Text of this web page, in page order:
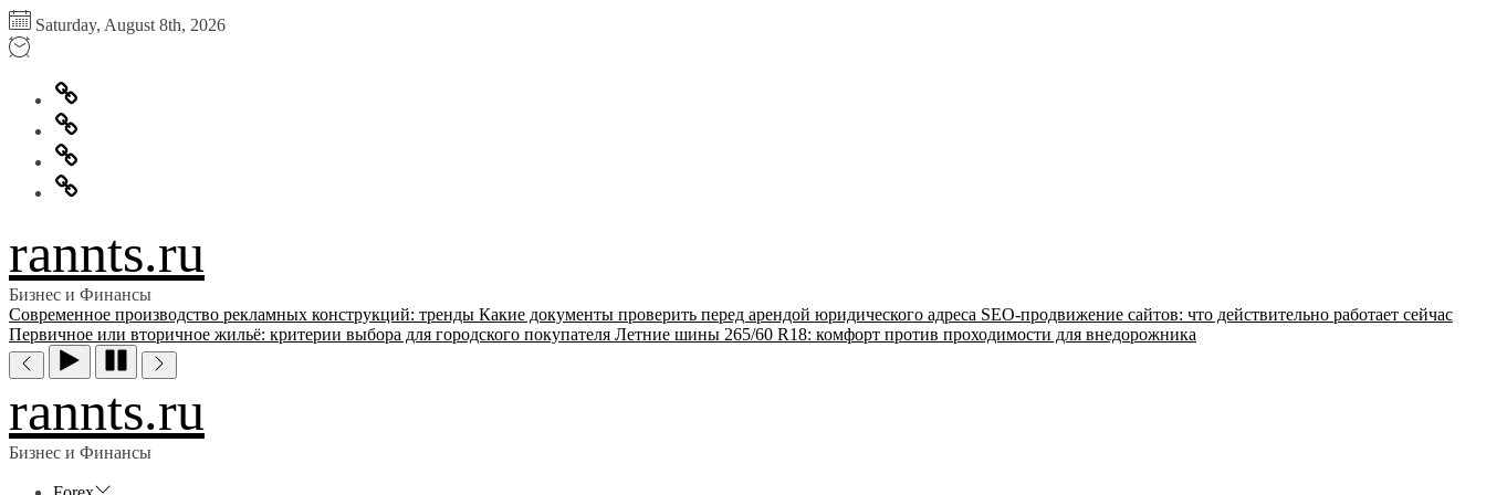
Перейти
к
содержимому
Saturday, August 8th, 2026
Главная
Информация
для
правообладателей
Обратная
связь
Политика
конфиденциальности
rannts.ru
Бизнес и Финансы
Современное производство рекламных конструкций: тренды Какие документы проверить перед арендой юридического адреса SEO-продвижение сайтов: что действительно работает сейчас
Первичное или вторичное жильё: критерии выбора для городского покупателя Летние шины 265/60 R18: комфорт против проходимости для внедорожника
rannts.ru
Бизнес и Финансы